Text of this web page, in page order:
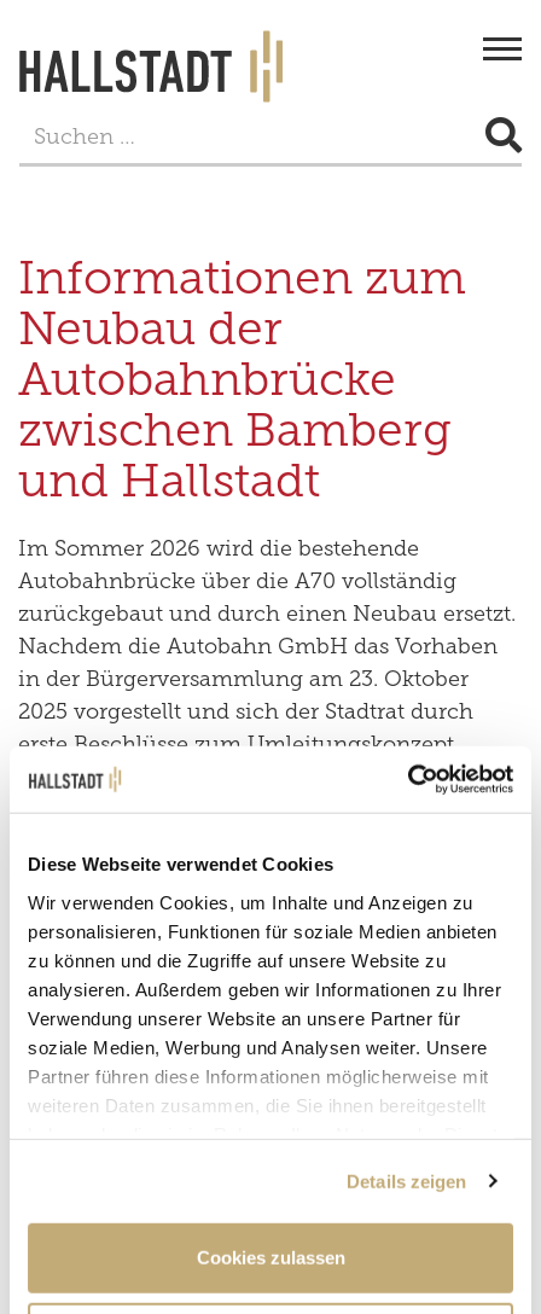
Diese Webseite verwendet Cookies
Wir verwenden Cookies, um Inhalte und Anzeigen zu
personalisieren, Funktionen für soziale Medien anbieten
zu können und die Zugriffe auf unsere Website zu
analysieren. Außerdem geben wir Informationen zu Ihrer
Verwendung unserer Website an unsere Partner für
soziale Medien, Werbung und Analysen weiter. Unsere
Partner führen diese Informationen möglicherweise mit
weiteren Daten zusammen, die Sie ihnen bereitgestellt
Details zeigen
Cookies zulassen
LEBEN
FREIZEIT
TOURISMUS
WIRTSCHAFT
PROJEKTE
Informationen zum
Neubau der
Autobahnbrücke
zwischen Bamberg
und Hallstadt
Im Sommer 2026 wird die bestehende
Autobahnbrücke über die A70 vollständig
zurückgebaut und durch einen Neubau ersetzt.
Nachdem die Autobahn GmbH das Vorhaben
in der Bürgerversammlung am 23. Oktober
2025 vorgestellt und sich der Stadtrat durch
erste Beschlüsse zum Umleitungskonzept
bereits mit dem Thema befasst hat, liegt nun
seit einigen Tagen der konkrete Bauzeitplan
verbundene Sperrung der Verkehrsverbindung zwischen